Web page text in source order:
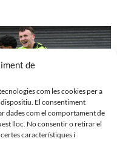
de
com les cookies per a
El consentiment
dades com el comportament de
lloc. No consentir o retirar el
característiques i